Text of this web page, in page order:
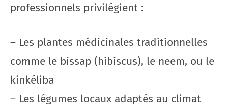
professionnels privilégient :
– Les plantes médicinales traditionnelles
comme le bissap (hibiscus), le neem, ou le
kinkéliba
– Les légumes locaux adaptés au climat